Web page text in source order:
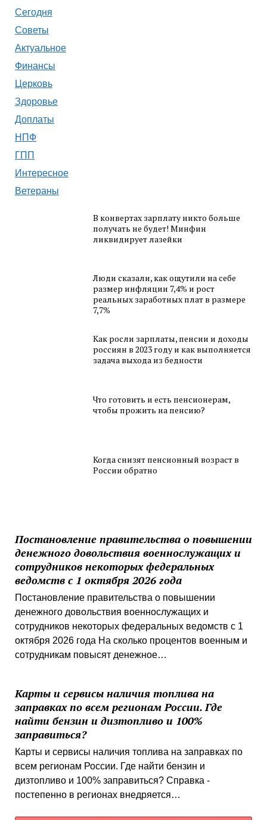
Сегодня
Советы
Актуальное
Финансы
Церковь
Здоровье
Доплаты
НПФ
ГПП
Интересное
Ветераны
В конвертах зарплату никто больше
получать не будет! Минфин
ликвидирует лазейки
Люди сказали, как ощутили на себе
размер инфляции 7,4% и рост
реальных заработных плат в размере
7,7%
Как росли зарплаты, пенсии и доходы
россиян в 2023 году и как выполняется
задача выхода из бедности
Что готовить и есть пенсионерам,
чтобы прожить на пенсию?
Когда снизят пенсионный возраст в
России обратно
Постановление правительства о повышении
денежного довольствия военнослужащих и
сотрудников некоторых федеральных
ведомств с 1 октября 2026 года
Постановление правительства о повышении
денежного довольствия военнослужащих и
сотрудников некоторых федеральных ведомств с 1
октября 2026 года На сколько процентов военным и
сотрудникам повысят денежное…
Карты и сервисы наличия топлива на
заправках по всем регионам России. Где
найти бензин и дизтопливо и 100%
заправиться?
Карты и сервисы наличия топлива на заправках по
всем регионам России. Где найти бензин и
дизтопливо и 100% заправиться? Справка -
постепенно в регионах внедряется…